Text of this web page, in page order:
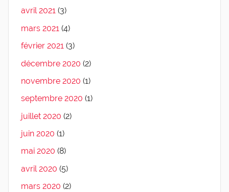
avril 2021 (3)
mars 2021 (4)
février 2021 (3)
décembre 2020 (2)
novembre 2020 (1)
septembre 2020 (1)
juillet 2020 (2)
juin 2020 (1)
mai 2020 (8)
avril 2020 (5)
mars 2020 (2)